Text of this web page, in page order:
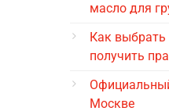
масло для
Как
получить
Москве